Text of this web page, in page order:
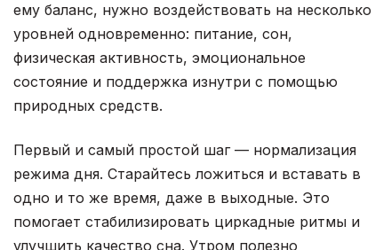
ему баланс, нужно воздействовать на несколько
уровней одновременно: питание, сон,
физическая активность, эмоциональное
состояние и поддержка изнутри с помощью
природных средств.
Первый и самый простой шаг — нормализация
режима дня. Старайтесь ложиться и вставать в
одно и то же время, даже в выходные. Это
помогает стабилизировать циркадные ритмы и
улучшить качество сна. Утром полезно